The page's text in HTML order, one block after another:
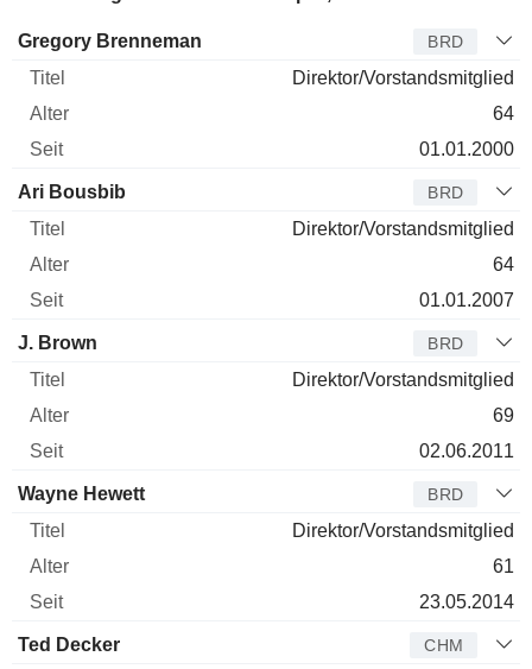
Verwaltungsratsmitglied
Gregory Brenneman BRD
Direktor/Vorstandsmitglied
64
01.01.2000
Ari Bousbib BRD
Direktor/Vorstandsmitglied
64
01.01.2007
J. Brown BRD
Direktor/Vorstandsmitglied
69
02.06.2011
Wayne Hewett BRD
Direktor/Vorstandsmitglied
61
23.05.2014
Ted Decker CHM